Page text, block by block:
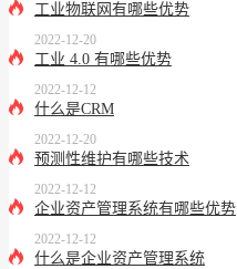
工业物联网有哪些优势
2022-12-20
工业 4.0 有哪些优势
2022-12-12
什么是CRM
2022-12-20
预测性维护有哪些技术
2022-12-12
企业资产管理系统有哪些优势
2022-12-12
什么是企业资产管理系统